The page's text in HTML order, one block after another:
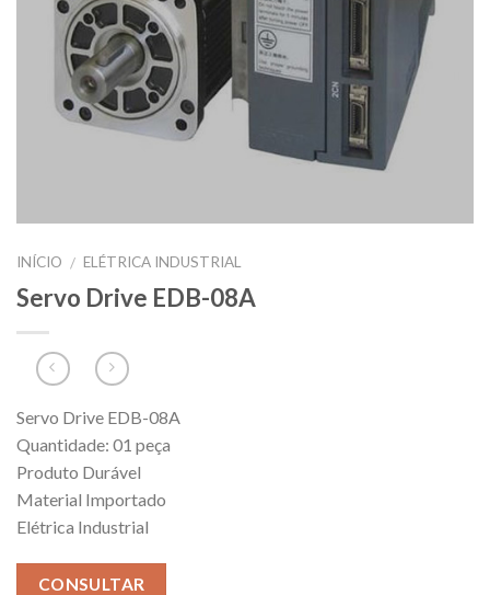
INÍCIO / ELÉTRICA INDUSTRIAL
Servo Drive EDB-08A
Servo Drive EDB-08A
Quantidade: 01 peça
Produto Durável
Material Importado
Elétrica Industrial
CONSULTAR